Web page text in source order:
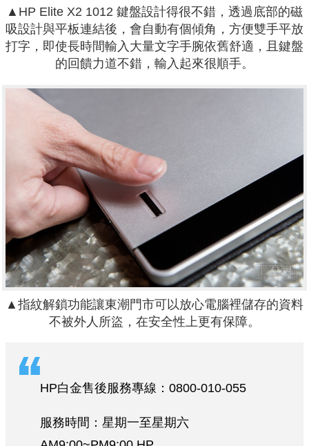
▲HP Elite X2 1012 鍵盤設計得很不錯，透過底部的磁
吸設計與平板連結後，會自動有個傾角，方便雙手平放
打字，即使長時間輸入大量文字手腕依舊舒適，且鍵盤
的回饋力道不錯，輸入起來很順手。
▲指紋解鎖功能讓東潮門市可以放心電腦裡儲存的資料
不被外人所盜，在安全性上更有保障。
HP白金售後服務專線：0800-010-055
服務時間：星期一至星期六